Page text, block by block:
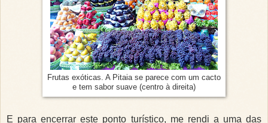
Frutas exóticas. A Pitaia se parece com um cacto
e tem sabor suave (centro à direita)
E para encerrar este ponto turístico, me rendi a uma das